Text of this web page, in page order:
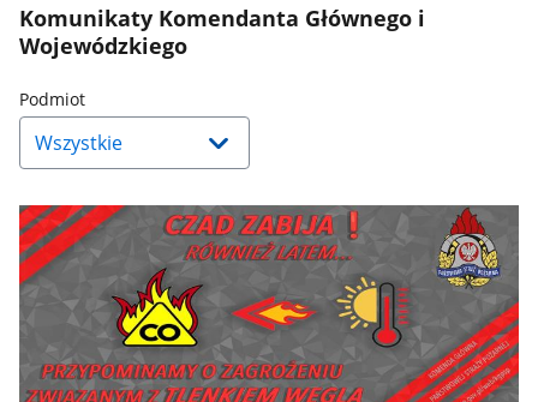
Komunikaty Komendanta Głównego i
Wojewódzkiego
PodmiotNaciśnij
strzałkę
w
dół,
wybrać
odpowiednią
pozycję.
Dane
zaktualizują
się
automatycznie.